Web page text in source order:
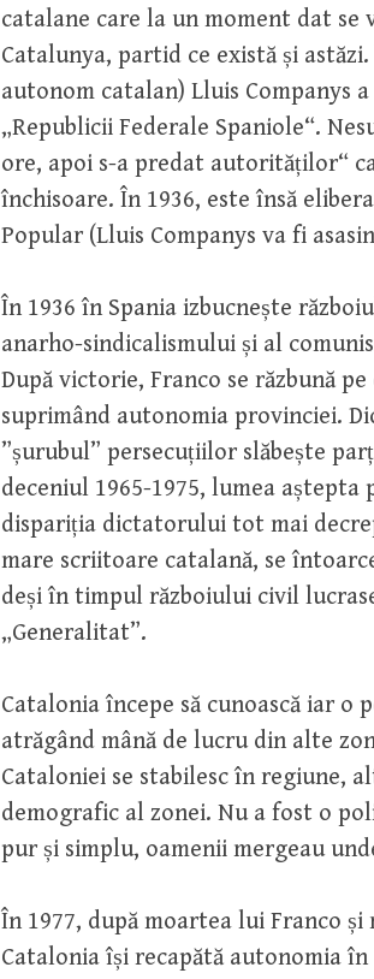
catalane care la un moment dat se
Catalunya, partid ce există și
autonom catalan) Lluis Companys
„Republicii Federale Spaniole“.
ore, apoi s-a predat autorităților“
închisoare. În 1936, este însă
Popular (Lluis Companys va fi
În 1936 în Spania izbucnește
anarho-sindicalismului și al
După victorie, Franco se răzbună
suprimând autonomia provinciei.
”șurubul” persecuțiilor slăbește
deceniul 1965-1975, lumea
dispariția dictatorului tot mai
mare scriitoare catalană, se
deși în timpul războiului civil
„Generalitat”.
Catalonia începe să cunoască iar o
atrăgând mână de lucru din alte
Cataloniei se stabilesc în regiune,
demografic al zonei. Nu a fost o
pur și simplu, oamenii mergeau
În 1977, după moartea lui Franco
Catalonia își recapătă autonomia